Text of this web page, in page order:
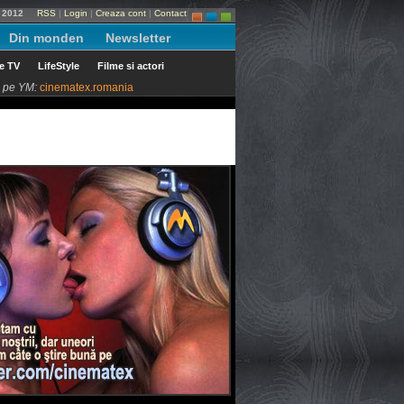
RSS | Login | Creaza cont | Contact
Din monden Newsletter
TV LifeStyle Filme si actori
YM: cinematex.romania